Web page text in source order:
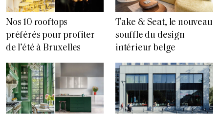
Nos 10 rooftops
préférés pour profiter
de l’été à Bruxelles
Take & Seat, le nouveau
souffle du design
intérieur belge